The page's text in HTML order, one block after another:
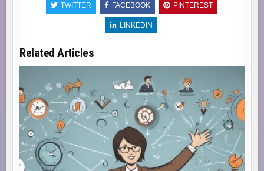
TWITTER FACEBOOK PINTEREST
LINKEDIN
Related Articles